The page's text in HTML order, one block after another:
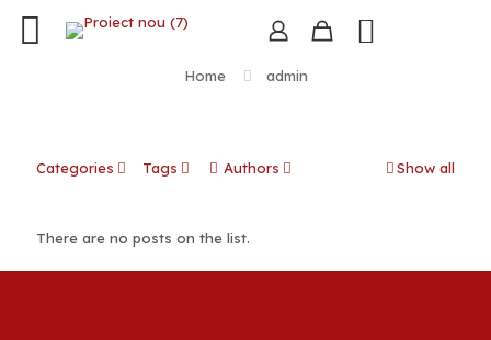
Home admin
Categories Tags Authors Show all
There are no posts on the list.